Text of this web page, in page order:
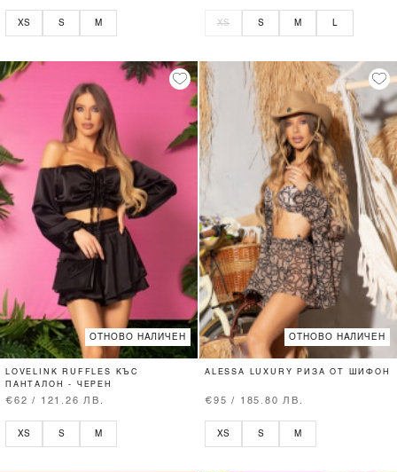
XS S M XS S M L
ОТНОВО НАЛИЧЕН
LOVELINK RUFFLES КЪС
ПАНТАЛОН - ЧЕРЕН
€62 / 121.26 ЛВ.
XS S M
ОТНОВО НАЛИЧЕН
ALESSA LUXURY РИЗА ОТ ШИФОН
€95 / 185.80 ЛВ.
XS S M